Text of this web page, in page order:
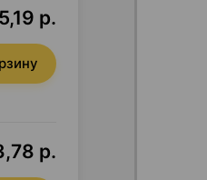
р.
р.